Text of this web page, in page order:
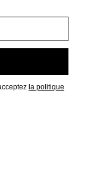
la politique